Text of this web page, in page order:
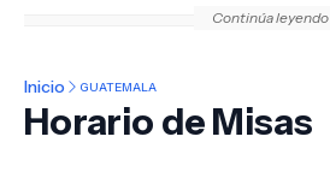
Continúa leyendo
Inicio GUATEMALA
Horario de Misas